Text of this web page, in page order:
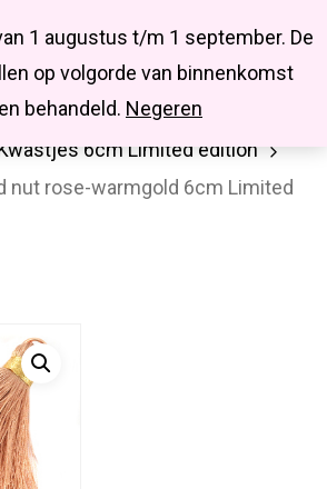
1 augustus t/m 1 september. De
op volgorde van binnenkomst
behandeld. Negeren
searchaccount
bedel/tussenstuk
6cm Limited edition
nut rose-warmgold 6cm Limited
Close